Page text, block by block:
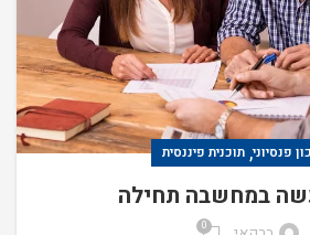
פנסיוני, תוכנית פיננסית
במחשבה תחילה
0